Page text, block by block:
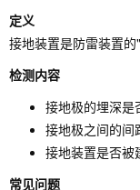
定义
接地装置是防雷装置的
检测内容
接地极的埋深是
接地极之间的间
接地装置是否被
常见问题